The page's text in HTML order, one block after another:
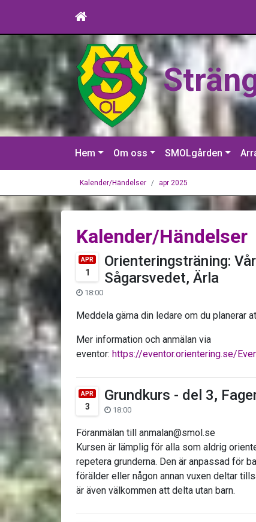
Hem Om oss SMOLgården
Kalender/Händelser apr 2025
Kalender/Händelser
APR
1
Orienteringsträning:
Sågarsvedet, Ärla
18:00
Meddela gärna din ledare om du planerar
Mer information och anmälan via
eventor: https://eventor.orientering.se/
APR
3
Grundkurs - del 3,
18:00
Föranmälan till anmalan@smol.se
Kursen är lämplig för alla som aldrig
repetera grunderna. Den är anpassad för
förälder eller någon annan vuxen deltar
är även välkommen att delta utan barn.